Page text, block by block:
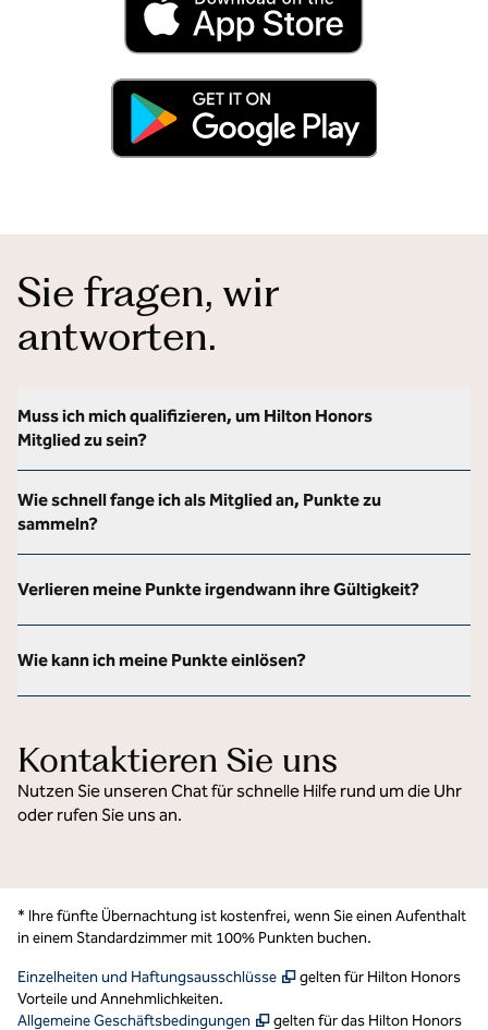
Sie fragen, wir
antworten.
Muss ich mich qualifizieren, um Hilton Honors
Mitglied zu sein?
Wie schnell fange ich als Mitglied an, Punkte zu
sammeln?
Verlieren meine Punkte irgendwann ihre Gültigkeit?
Wie kann ich meine Punkte einlösen?
Kontaktieren Sie uns
Nutzen Sie unseren Chat für schnelle Hilfe rund um die Uhr
oder rufen Sie uns an.
* Ihre fünfte Übernachtung ist kostenfrei, wenn Sie einen Aufenthalt
in einem Standardzimmer mit 100% Punkten buchen.
Einzelheiten und Haftungsausschlüsse ,Öffnet eine neue
gelten für Hilton Honors
Vorteile und Annehmlichkeiten.
Allgemeine Geschäftsbedingungen
,Öffnet eine neue Registerkarte
gelten für das Hilton Honors